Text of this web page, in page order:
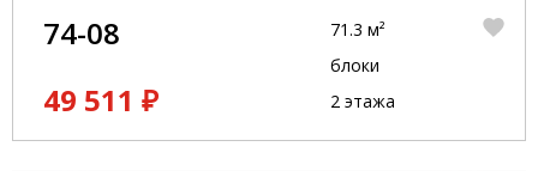
74-08
49 511 ₽
71.3 м²
блоки
2 этажа